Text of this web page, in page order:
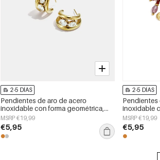
2-5 DÍAS
Pendientes de aro de acero
inoxidable con forma geométrica,
sencillos, de la serie Daily Simple,
joyería para mujer.
MSRP €19,99
€5,95
2-5 DÍAS
inoxidable
serie Daily
MSRP €19,99
€5,95